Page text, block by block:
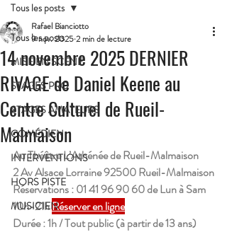
Tous les posts
MISE EN SCÈNE
STAGES PRO
STAGES AMATEURS
COMÉDIEN
INTERVENTIONS
HORS PISTE
MUSICIEN
Tous les posts
14 novembre 2025 DERNIER
RIVAGE de Daniel Keene au
Centre Culturel de Rueil-
Malmaison
Rafael Bianciotto
9 nov. 20252 min de lecture
Au Théâtre L’Athénée de Rueil-Malmaison
2 Av Alsace Lorraine 92500 Rueil-Malmaison
Réservations : 01 41 96 90 60 de Lun à Sam
10h-21h Réserver en ligne
Durée : 1h / Tout public (à partir de 13 ans)